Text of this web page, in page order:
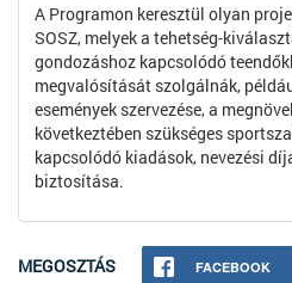
A Programon keresztül olyan
SOSZ, melyek a tehetség-
gondozáshoz kapcsolódó
megvalósítását szolgálnák,
események szervezése, a
következtében szükséges
kapcsolódó kiadások, nevezési
biztosítása.
MEGOSZTÁS FACEBOOK